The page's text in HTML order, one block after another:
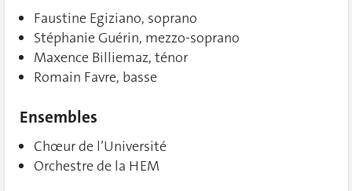
Faustine Egiziano, soprano
Stéphanie Guérin, mezzo-soprano
Maxence Billiemaz, ténor
Romain Favre, basse
Ensembles
Chœur de l’Université
Orchestre de la HEM